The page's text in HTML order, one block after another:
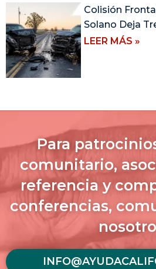
Colisión
Solano Deja
LEER MÁS »
Para
comunitario,
referencia y
conferencias,